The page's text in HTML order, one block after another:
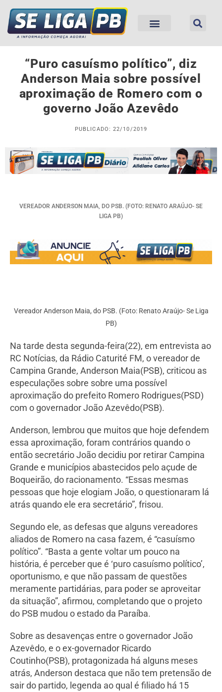
“Puro casuísmo político”, diz
Anderson Maia sobre possível
aproximação de Romero com o
governo João Azevêdo
PUBLICADO: 22/10/2019
VEREADOR ANDERSON MAIA, DO PSB. (FOTO: RENATO ARAÚJO- SE
LIGA PB)
Vereador Anderson Maia, do PSB. (Foto: Renato Araújo- Se Liga
PB)
Na tarde desta segunda-feira(22), em entrevista ao
RC Notícias, da Rádio Caturité FM, o vereador de
Campina Grande, Anderson Maia(PSB), criticou as
especulações sobre sobre uma possível
aproximação do prefeito Romero Rodrigues(PSD)
com o governador João Azevêdo(PSB).
Anderson, lembrou que muitos que hoje defendem
essa aproximação, foram contrários quando o
então secretário João decidiu por retirar Campina
Grande e municípios abastecidos pelo açude de
Boqueirão, do racionamento. “Essas mesmas
pessoas que hoje elogiam João, o questionaram lá
atrás quando ele era secretário”, frisou.
Segundo ele, as defesas que alguns vereadores
aliados de Romero na casa fazem, é “casuísmo
político”. “Basta a gente voltar um pouco na
história, é perceber que é ‘puro casuísmo político’,
oportunismo, e que não passam de questões
meramente partidárias, para poder se aproveitar
da situação”, afirmou, completando que o projeto
do PSB mudou o estado da Paraíba.
Sobre as desavenças entre o governador João
Azevêdo, e o ex-governador Ricardo
Coutinho(PSB), protagonizada há alguns meses
atrás, Anderson destaca que não tem pretensão de
sair do partido, legenda ao qual é filiado há 15